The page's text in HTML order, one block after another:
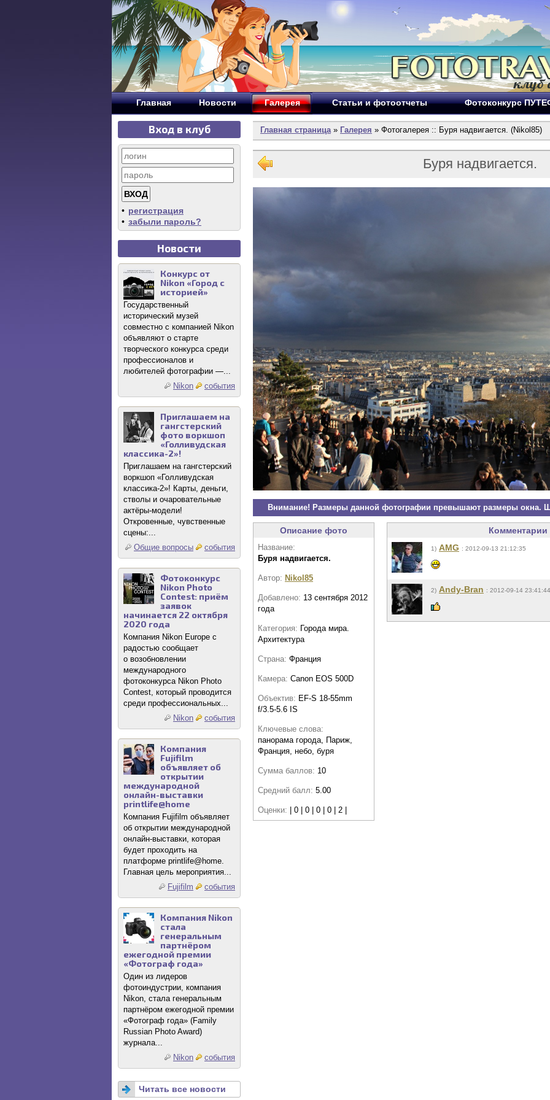
Главная Новости Галерея Статьи и фотоотчеты Фотоконкурс
Вход в клуб
• регистрация
• забыли пароль?
Новости
Конкурс от
Nikon «Город с
историей»
Государственный
исторический музей
совместно с компанией Nikon
объявляют о старте
творческого конкурса среди
профессионалов и
любителей фотографии —...
Nikon
события
Приглашаем на
гангстерский
фото воркшоп
«Голливудская
классика-2»!
Приглашаем на гангстерский
воркшоп «Голливудская
классика-2»! Карты, деньги,
стволы и очаровательные
актёры-модели!
Откровенные, чувственные
сцены:...
Общие вопросы
события
Фотоконкурс
Nikon Photo
Contest: приём
заявок
начинается 22 октября
2020 года
Компания Nikon Europe с
радостью сообщает
о возобновлении
международного
фотоконкурса Nikon Photo
Contest, который проводится
среди профессиональных...
Nikon
события
Компания
Fujifilm
объявляет об
открытии
международной
онлайн-выставки
printlife@home
Компания Fujifilm объявляет
об открытии международной
онлайн-выставки, которая
будет проходить на
платформе printlife@home.
Главная цель мероприятия...
Fujifilm
события
Компания Nikon
стала
генеральным
партнёром
ежегодной премии
«Фотограф года»
Один из лидеров
фотоиндустрии, компания
Nikon, стала генеральным
партнёром ежегодной премии
«Фотограф года» (Family
Russian Photo Award)
журнала...
Nikon
события
Читать все новости
Главная страница» Галерея » Фотогалерея :: Буря надвигается. (Nikol85)
Буря надвигается.
Внимание! Размеры данной фотографии превышают размеры окна.
Описание фото
Название:
Буря надвигается.
Автор: Nikol85
Добавлено: 13 сентября 2012
года
Категория: Города мира.
Архитектура
Страна: Франция
Камера: Canon EOS 500D
Объектив: EF-S 18-55mm
f/3.5-5.6 IS
Ключевые слова:
панорама города, Париж,
Франция, небо, буря
Сумма баллов: 10
Средний балл: 5.00
Оценки: | 0 | 0 | 0 | 0 | 2 |
Комментарии
1) AMG : 2012-09-13 21:12:35
2) Andy-Bran : 2012-09-14 23:41:44